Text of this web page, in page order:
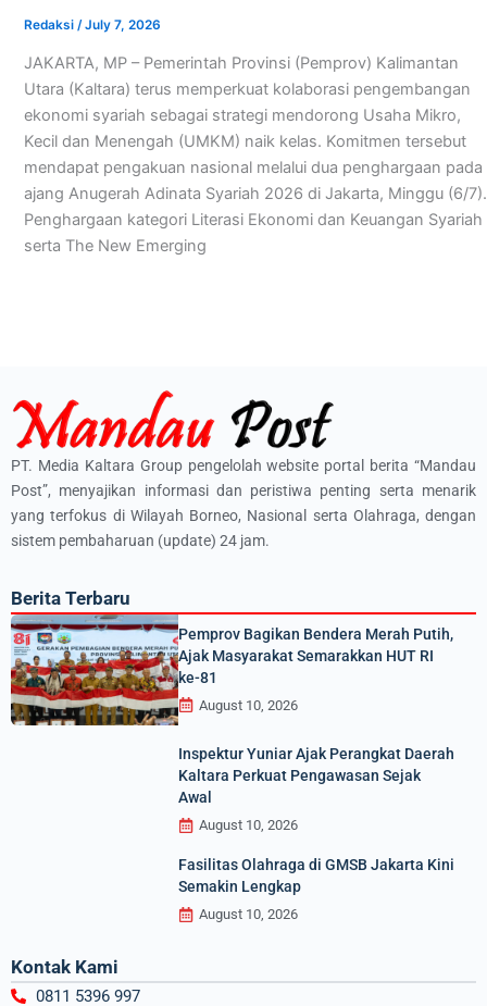
Redaksi /July 7, 2026
JAKARTA, MP – Pemerintah Provinsi (Pemprov) Kalimantan
Utara (Kaltara) terus memperkuat kolaborasi pengembangan
ekonomi syariah sebagai strategi mendorong Usaha Mikro,
Kecil dan Menengah (UMKM) naik kelas. Komitmen tersebut
mendapat pengakuan nasional melalui dua penghargaan pada
ajang Anugerah Adinata Syariah 2026 di Jakarta, Minggu (6/7).
Penghargaan kategori Literasi Ekonomi dan Keuangan Syariah
serta The New Emerging
PT. Media Kaltara Group pengelolah website portal berita “Mandau
Post”, menyajikan informasi dan peristiwa penting serta menarik
yang terfokus di Wilayah Borneo, Nasional serta Olahraga, dengan
sistem pembaharuan (update) 24 jam.
Berita Terbaru
Pemprov Bagikan Bendera Merah Putih,
Ajak Masyarakat Semarakkan HUT RI
ke-81
August 10, 2026
Inspektur Yuniar Ajak Perangkat Daerah
Kaltara Perkuat Pengawasan Sejak
Awal
August 10, 2026
Fasilitas Olahraga di GMSB Jakarta Kini
Semakin Lengkap
August 10, 2026
Kontak Kami
0811 5396 997